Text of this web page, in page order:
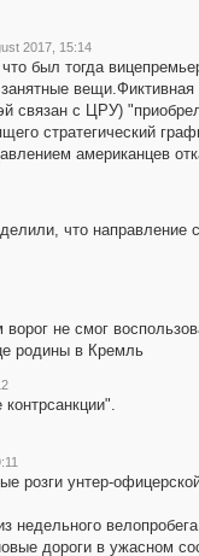
2017, 15:14
был тогда
связан с ЦРУ)
стратегический
американцев
что
не смог
родины в Кремль
розги унтер-
недельного
дороги в ужасном